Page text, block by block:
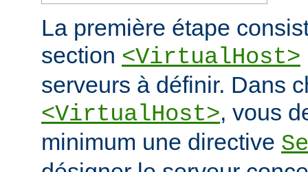
La première étape
section <VirtualHost>
serveurs à définir. Dans
<VirtualHost>, vous
minimum une directive